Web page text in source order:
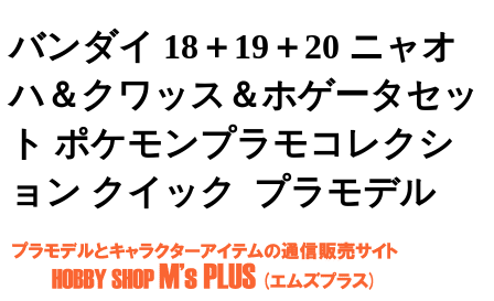
バンダイ 18＋19＋20 ニャオ
ハ＆クワッス＆ホゲータセッ
ト ポケモンプラモコレクシ
ョン クイック プラモデル